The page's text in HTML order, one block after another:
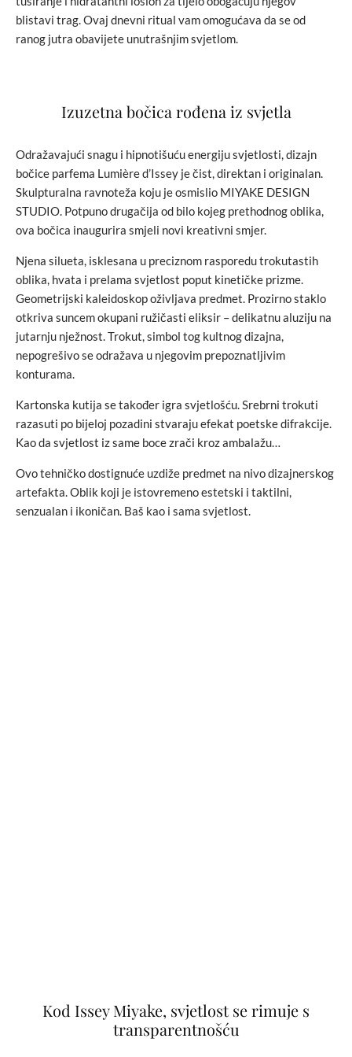
blistavi trag. Ovaj dnevni ritual vam omogućava da se od
ranog jutra obavijete unutrašnjim svjetlom.
Izuzetna bočica rođena iz svjetla
Odražavajući snagu i hipnotišuću energiju svjetlosti, dizajn
bočice parfema Lumière d’Issey je čist, direktan i originalan.
Skulpturalna ravnoteža koju je osmislio MIYAKE DESIGN
STUDIO. Potpuno drugačija od bilo kojeg prethodnog oblika,
ova bočica inaugurira smjeli novi kreativni smjer.
Njena silueta, isklesana u preciznom rasporedu trokutastih
oblika, hvata i prelama svjetlost poput kinetičke prizme.
Geometrijski kaleidoskop oživljava predmet. Prozirno staklo
otkriva suncem okupani ružičasti eliksir – delikatnu aluziju na
jutarnju nježnost. Trokut, simbol tog kultnog dizajna,
nepogrešivo se odražava u njegovim prepoznatljivim
konturama.
Kartonska kutija se također igra svjetlošću. Srebrni trokuti
razasuti po bijeloj pozadini stvaraju efekat poetske difrakcije.
Kao da svjetlost iz same boce zrači kroz ambalažu…
Ovo tehničko dostignuće uzdiže predmet na nivo dizajnerskog
artefakta. Oblik koji je istovremeno estetski i taktilni,
senzualan i ikoničan. Baš kao i sama svjetlost.
Kod Issey Miyake, svjetlost se rimuje s
transparentnošću